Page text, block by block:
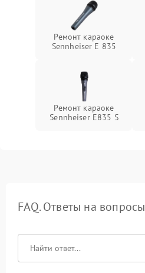
Ремонт караоке
Sennheiser E 835
Ремонт караоке
Sennheiser E835 S
FAQ. Ответы на вопросы